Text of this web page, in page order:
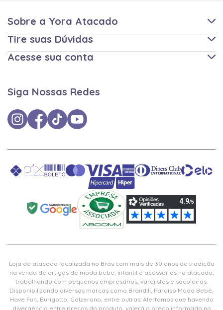
Sobre a Yora Atacado
Tire suas Dúvidas
Acesse sua conta
Siga Nossas Redes
Loja de atacado localizada no Brás com mais de 30 anos de tradição
na venda de artigos de moda bebê, infantil e acessórios no atacado,
trabalhando com pequenos empresários, varejistas e sacoleiras.
Disponibilizando diversas marcas como Brandili, Paraíso Moda Bebê,
Have Fun, Burigotto, Galzerano, entre outras. Alertamos que havendo
divergência entre preços do produto, valerá o preço informado no